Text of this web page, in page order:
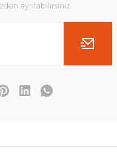
ayrılabilirsiniz.